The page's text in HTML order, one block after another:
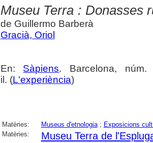
Museu Terra : Donasses
de Guillermo Barberà
Gracià, Oriol
En: Sàpiens. Barcelona,
il. (L'experiència)
Matèries: Museus d'etnologia; Exposicions
Matèries:
Museu Terra de